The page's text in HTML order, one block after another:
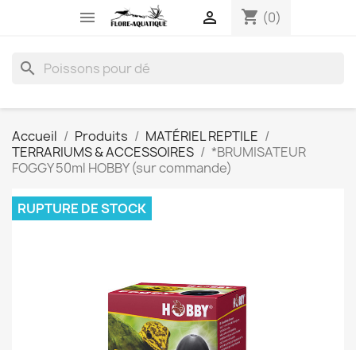
 shopping_cart (0)

search
Accueil Produits
MATÉRIEL REPTILE
TERRARIUMS & ACCESSOIRES
*BRUMISATEUR
FOGGY 50ml HOBBY (sur commande)
RUPTURE DE STOCK